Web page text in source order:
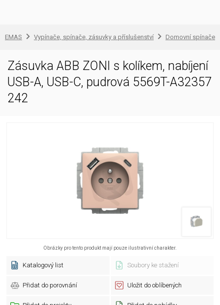
EMAS Vypínače, spínače, zásuvky a příslušenství Domovní spínače
Zásuvka ABB ZONI s kolíkem, nabíjení
USB-A, USB-C, pudrová 5569T-A32357
242
Obrázky pro tento produkt mají pouze ilustrativní charakter.
Katalogový list Soubory ke stažení
Přidat do porovnání Uložit do oblíbených